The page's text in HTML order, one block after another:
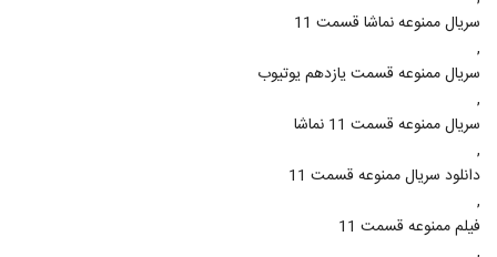
سریال ممنوعه نماشا قسمت 11
,
سریال ممنوعه قسمت یازدهم یوتیوب
,
سریال ممنوعه قسمت 11 نماشا
,
دانلود سریال ممنوعه قسمت 11
,
فیلم ممنوعه قسمت 11